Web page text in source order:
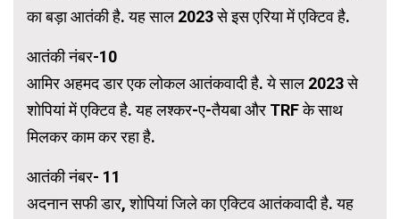
का बड़ा आतंकी है. यह साल 2023 से इस एरिया में एक्टिव है.
आतंकी नंबर-10
आमिर अहमद डार एक लोकल आतंकवादी है. ये साल 2023 से
शोपियां में एक्टिव है. यह लश्कर-ए-तैयबा और TRF के साथ
मिलकर काम कर रहा है.
आतंकी नंबर- 11
अदनान सफी डार, शोपियां जिले का एक्टिव आतंकवादी है. यह